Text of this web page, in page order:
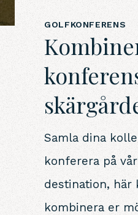
GOLFKONFERENS
Samla dina
konferera på
destination, här
kombinera er